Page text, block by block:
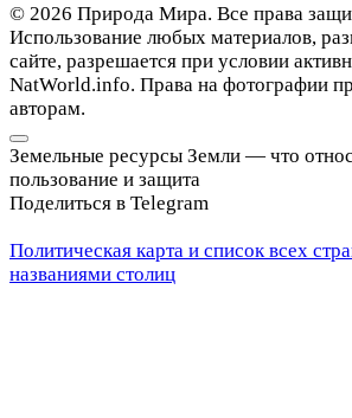
© 2026 Природа Мира. Все права
Использование любых материалов,
сайте, разрешается при условии
NatWorld.info. Права на фотографии
авторам.
Земельные ресурсы Земли — что
пользование и защита
Поделиться в Telegram
Политическая карта и список всех
названиями столиц